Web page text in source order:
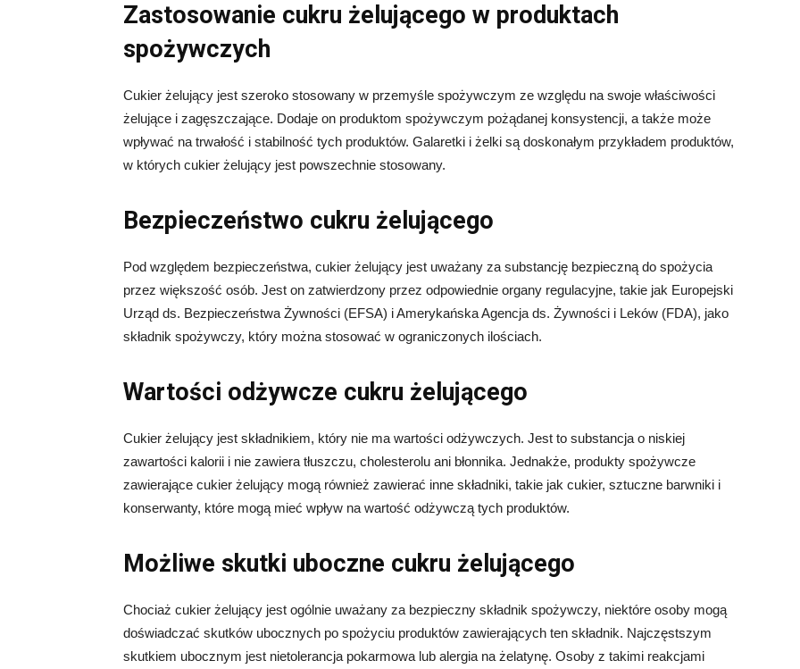
Zastosowanie cukru żelującego w produktach
spożywczych
Cukier żelujący jest szeroko stosowany w przemyśle spożywczym ze względu na swoje właściwości
żelujące i zagęszczające. Dodaje on produktom spożywczym pożądanej konsystencji, a także może
wpływać na trwałość i stabilność tych produktów. Galaretki i żelki są doskonałym przykładem produktów,
w których cukier żelujący jest powszechnie stosowany.
Bezpieczeństwo cukru żelującego
Pod względem bezpieczeństwa, cukier żelujący jest uważany za substancję bezpieczną do spożycia
przez większość osób. Jest on zatwierdzony przez odpowiednie organy regulacyjne, takie jak Europejski
Urząd ds. Bezpieczeństwa Żywności (EFSA) i Amerykańska Agencja ds. Żywności i Leków (FDA), jako
składnik spożywczy, który można stosować w ograniczonych ilościach.
Wartości odżywcze cukru żelującego
Cukier żelujący jest składnikiem, który nie ma wartości odżywczych. Jest to substancja o niskiej
zawartości kalorii i nie zawiera tłuszczu, cholesterolu ani błonnika. Jednakże, produkty spożywcze
zawierające cukier żelujący mogą również zawierać inne składniki, takie jak cukier, sztuczne barwniki i
konserwanty, które mogą mieć wpływ na wartość odżywczą tych produktów.
Możliwe skutki uboczne cukru żelującego
Chociaż cukier żelujący jest ogólnie uważany za bezpieczny składnik spożywczy, niektóre osoby mogą
doświadczać skutków ubocznych po spożyciu produktów zawierających ten składnik. Najczęstszym
skutkiem ubocznym jest nietolerancja pokarmowa lub alergia na żelatynę. Osoby z takimi reakcjami